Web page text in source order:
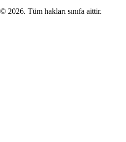
© 2026. Tüm hakları sınıfa aittir.